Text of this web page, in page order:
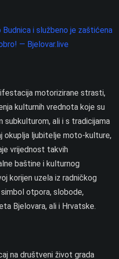
i službeno je zaštićena
— Bjelovar.live
motorizirane strasti,
kulturnih vrednota koje su
ali i s tradicijama
okuplja ljubitelje moto-kulture,
vrijednost takvih
baštine i kulturnog
korijen uzela iz radničkog
otpora, slobode,
Bjelovara, ali i Hrvatske.
na društveni život grada